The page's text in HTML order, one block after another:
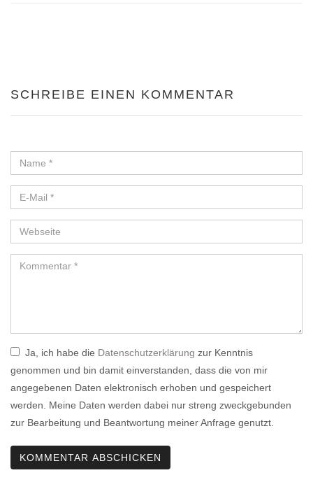
SCHREIBE EINEN KOMMENTAR
Ja, ich habe die Datenschutzerklärung zur Kenntnis
genommen und bin damit einverstanden, dass die von mir
angegebenen Daten elektronisch erhoben und gespeichert
werden. Meine Daten werden dabei nur streng zweckgebunden
zur Bearbeitung und Beantwortung meiner Anfrage genutzt.